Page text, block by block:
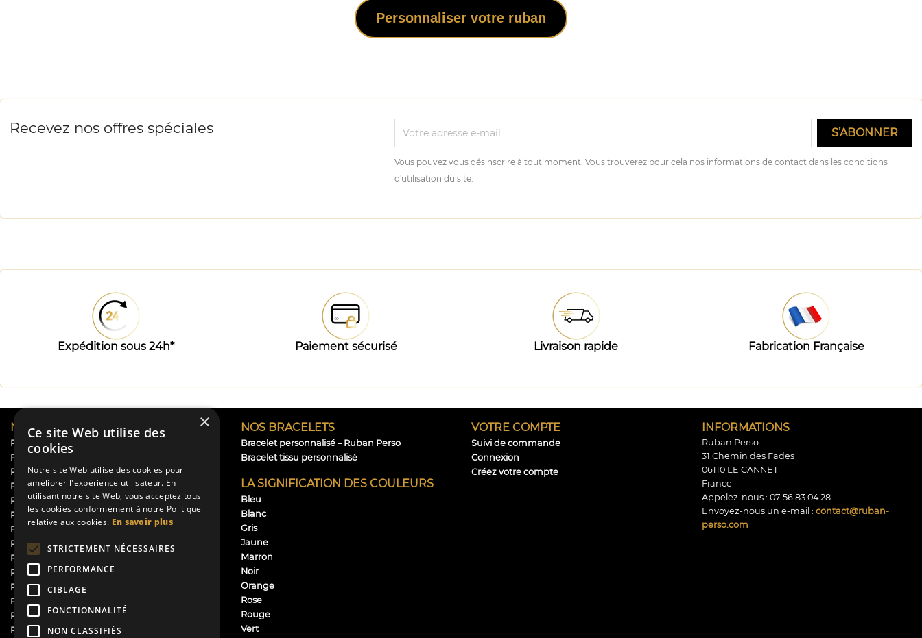
Personnaliser votre ruban
Recevez nos offres spéciales
Vous pouvez vous désinscrire à tout moment. Vous trouverez pour cela nos informations de contact dans les conditions
d'utilisation du site.
Expédition sous 24h* Paiement sécurisé Livraison rapide Fabrication Française
NOS RUBANS
Ruban personnalisé baptême
Ruban personnalisé mariage
Ruban personnalisé naissance
Rubans personnalisés communion
Rubans personnalisés anniversaire
Ruban personnalisé rapide et pas cher – Ruban
Perso
Ruban future maman
Ruban chapeau
Ruban satin personnalisé
Ruban dragées personnalisé
Ruban prénom
Ruban personnalisé logo
Ruban deuil personnalisé
NOS BRACELETS
Bracelet personnalisé – Ruban Perso
Bracelet tissu personnalisé
LA SIGNIFICATION DES COULEURS
Bleu
Blanc
Gris
Jaune
Marron
Noir
Orange
Rose
Rouge
Vert
VOTRE COMPTE
Suivi de commande
Connexion
Créez votre compte
INFORMATIONS
Ruban Perso
31 Chemin des Fades
06110 LE CANNET
France
Appelez-nous : 07 56 83 04 28
Envoyez-nous un e-mail : contact@ruban-
perso.com
×
Ce site Web utilise des
cookies
Notre site Web utilise des cookies pour
améliorer l'expérience utilisateur. En
utilisant notre site Web, vous acceptez tous
les cookies conformément à notre Politique
relative aux cookies. En savoir plus
STRICTEMENT NÉCESSAIRES
PERFORMANCE
CIBLAGE
FONCTIONNALITÉ
NON CLASSIFIÉS